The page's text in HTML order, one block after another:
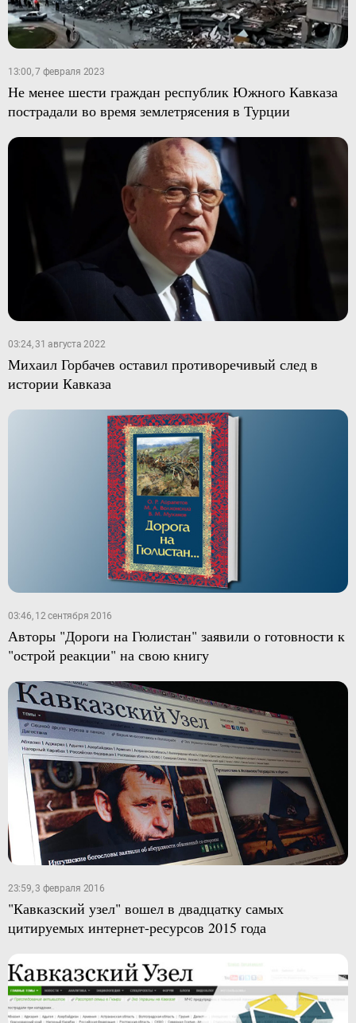
13:00, 7 февраля 2023
Не менее шести граждан республик Южного Кавказа
пострадали во время землетрясения в Турции
03:24, 31 августа 2022
Михаил Горбачев оставил противоречивый след в
истории Кавказа
03:46, 12 сентября 2016
Авторы "Дороги на Гюлистан" заявили о готовности к
"острой реакции" на свою книгу
23:59, 3 февраля 2016
"Кавказский узел" вошел в двадцатку самых
цитируемых интернет-ресурсов 2015 года